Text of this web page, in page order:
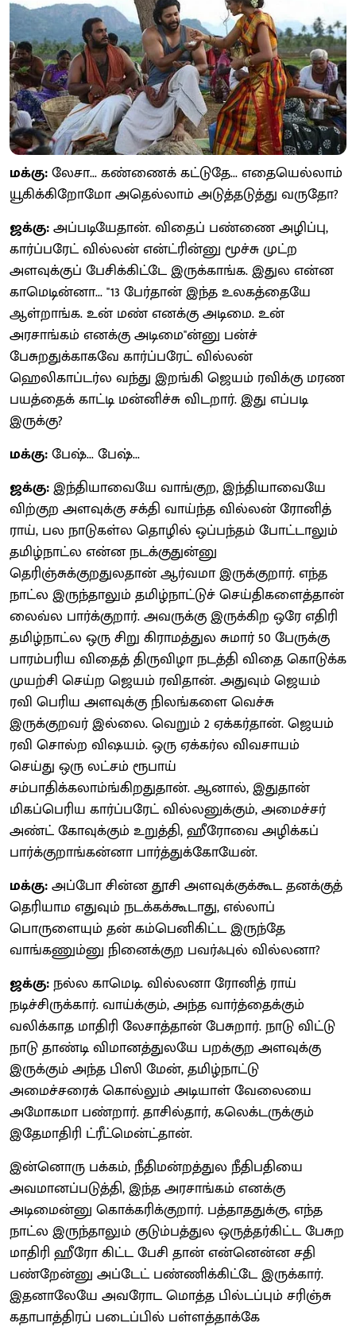
மக்கு:லேசா... கண்ணைக் கட்டுதே... எதையெல்லாம்
யூகிக்கிறோமோ அதெல்லாம் அடுத்தடுத்து வருதோ?
ஜக்கு:அப்படியேதான். விதைப் பண்ணை அழிப்பு,
கார்ப்பரேட் வில்லன் என்ட்ரின்னு மூச்சு முட்ற
அளவுக்குப் பேசிக்கிட்டே இருக்காங்க. இதுல என்ன
காமெடின்னா... ''13 பேர்தான் இந்த உலகத்தையே
ஆள்றாங்க. உன் மண் எனக்கு அடிமை. உன்
அரசாங்கம் எனக்கு அடிமை''ன்னு பன்ச்
பேசுறதுக்காகவே கார்ப்பரேட் வில்லன்
ஹெலிகாப்டர்ல வந்து இறங்கி ஜெயம் ரவிக்கு மரண
பயத்தைக் காட்டி மன்னிச்சு விடறார். இது எப்படி
இருக்கு?
மக்கு:பேஷ்... பேஷ்...
ஜக்கு:இந்தியாவையே வாங்குற, இந்தியாவையே
விற்குற அளவுக்கு சக்தி வாய்ந்த வில்லன் ரோனித்
ராய், பல நாடுகள்ல தொழில் ஒப்பந்தம் போட்டாலும்
தமிழ்நாட்ல என்ன நடக்குதுன்னு
தெரிஞ்சுக்குறதுலதான் ஆர்வமா இருக்குறார். எந்த
நாட்ல இருந்தாலும் தமிழ்நாட்டுச் செய்திகளைத்தான்
லைவ்ல பார்க்குறார். அவருக்கு இருக்கிற ஒரே எதிரி
தமிழ்நாட்ல ஒரு சிறு கிராமத்துல சுமார் 50 பேருக்கு
பாரம்பரிய விதைத் திருவிழா நடத்தி விதை கொடுக்க
முயற்சி செய்ற ஜெயம் ரவிதான். அதுவும் ஜெயம்
ரவி பெரிய அளவுக்கு நிலங்களை வெச்சு
இருக்குறவர் இல்லை. வெறும் 2 ஏக்கர்தான். ஜெயம்
ரவி சொல்ற விஷயம். ஒரு ஏக்கர்ல விவசாயம்
செய்து ஒரு லட்சம் ரூபாய்
சம்பாதிக்கலாம்ங்கிறதுதான். ஆனால், இதுதான்
மிகப்பெரிய கார்ப்பரேட் வில்லனுக்கும், அமைச்சர்
அண்ட் கோவுக்கும் உறுத்தி, ஹீரோவை அழிக்கப்
பார்க்குறாங்கன்னா பார்த்துக்கோயேன்.
மக்கு:அப்போ சின்ன தூசி அளவுக்குக்கூட தனக்குத்
தெரியாம எதுவும் நடக்கக்கூடாது, எல்லாப்
பொருளையும் தன் கம்பெனிகிட்ட இருந்தே
வாங்கணும்னு நினைக்குற பவர்ஃபுல் வில்லனா?
ஜக்கு:நல்ல காமெடி. வில்லனாரோனித் ராய்
நடிச்சிருக்கார். வாய்க்கும், அந்த வார்த்தைக்கும்
வலிக்காத மாதிரி லேசாத்தான் பேசுறார். நாடு விட்டு
நாடு தாண்டி விமானத்துலயே பறக்குற அளவுக்கு
இருக்கும் அந்த பிஸி மேன், தமிழ்நாட்டு
அமைச்சரைக் கொல்லும் அடியாள் வேலையை
அமோகமா பண்றார். தாசில்தார், கலெக்டருக்கும்
இதேமாதிரி ட்ரீட்மென்ட்தான்.
இன்னொரு பக்கம், நீதிமன்றத்துல நீதிபதியை
அவமானப்படுத்தி, இந்த அரசாங்கம் எனக்கு
அடிமைன்னு கொக்கரிக்குறார். பத்தாததுக்கு, எந்த
நாட்ல இருந்தாலும் குடும்பத்துல ஒருத்தர்கிட்ட பேசுற
மாதிரி ஹீரோ கிட்ட பேசி தான் என்னென்ன சதி
பண்றேன்னு அப்டேட் பண்ணிக்கிட்டே இருக்கார்.
இதனாலேயே அவரோட மொத்த பில்டப்பும் சரிஞ்சு
கதாபாத்திரப் படைப்பில் பள்ளத்தாக்கே